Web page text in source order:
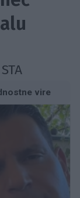
STA
vire